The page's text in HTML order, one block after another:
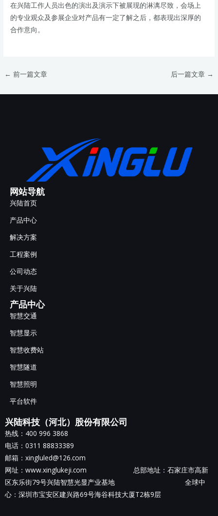
在兴陆工作人员出色的演出及演示下被展现的淋漓尽致，会场上
的专业观众及参展企业对产品有一定了解之后，都表现出深厚的
合作意向。
← 前一篇文章 后一篇文章 →
网站导航
兴陆首页
产品中心
解决方案
工程案例
公司动态
关于兴陆
产品中心
智慧交通
智慧显示
智慧收费站
智慧隧道
智慧照明
平台软件
兴陆科技（河北）股份有限公司
热线：400 996 3868
电话：0311 88833389
邮箱：xingluled@126.com
网址：www.xinglukeji.com 总部地址： 石家庄市高新
区东乐街79号兴陆智慧光显产业基地 全球中
心：深圳市宝安区建兴路69号海谷科技大厦T2栋9层